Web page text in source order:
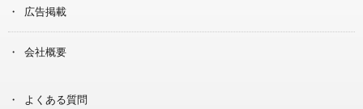
広告掲載
会社概要
よくある質問